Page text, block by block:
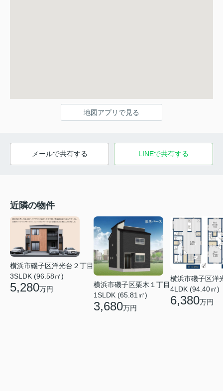
地図アプリで見る
メールで共有する LINEで共有する
近隣の物件
横浜市磯子区洋光台２丁目
3SLDK (96.58㎡)
5,280万円
横浜市磯子区栗木１丁目
1SLDK (65.81㎡)
3,680万円
横浜市磯子区洋
4LDK (94.40㎡)
6,380万円